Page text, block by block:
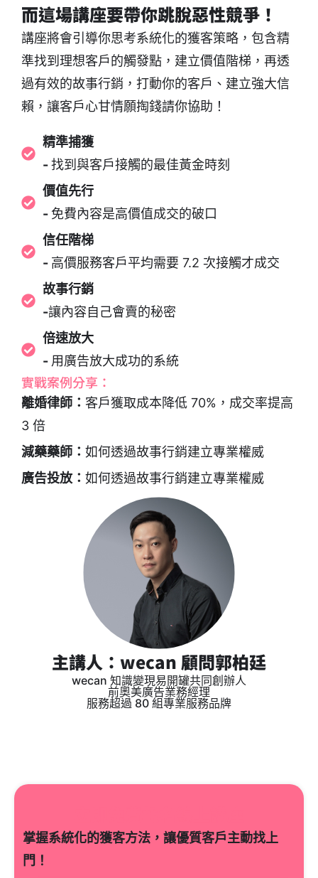
主講人：wecan 顧問郭柏廷
wecan 知識變現易開罐共同創辦人
前奧美廣告業務經理
服務超過 80 組專業服務品牌
而這場講座要帶你跳脫惡性競爭！
講座將會引導你思考系統化的獲客策略，包含精
準找到理想客戶的觸發點，建立價值階梯，再透
過有效的故事行銷，打動你的客戶、建立強大信
賴，讓客戶心甘情願掏錢請你協助！
精準捕獲
-找到與客戶接觸的最佳黃金時刻
價值先行
- 免費內容是高價值成交的破口
信任階梯
- 高價服務客戶平均需要 7.2 次接觸才成交
故事行銷
-讓內容自己會賣的秘密
倍速放大
- 用廣告放大成功的系統
實戰案例分享：
離婚律師： 客戶獲取成本降低 70%，成交率提高
3 倍
減藥藥師： 如何透過故事行銷建立專業權威
廣告投放： 如何透過故事行銷建立專業權威
掌握系統化的獲客方法，讓優質客戶主動找上
門！